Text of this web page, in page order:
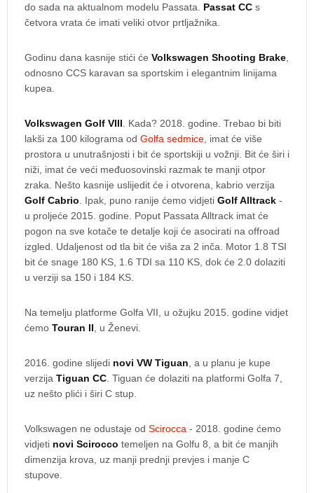
do sada na aktualnom modelu Passata. Passat CC s
četvora vrata će imati veliki otvor prtljažnika.
Godinu dana kasnije stići će Volkswagen Shooting Brake
odnosno CCS karavan sa sportskim i elegantnim linijama
kupea.
Volkswagen Golf VIII . Kada? 2018. godine. Trebao bi biti
lakši za 100 kilograma od Golfa sedmice , imat će više
prostora u unutrašnjosti i bit će sportskiji u vožnji. Bit će širi i
niži, imat će veći međuosovinski razmak te manji otpor
zraka. Nešto kasnije uslijedit će i otvorena, kabrio verzija
Golf Cabrio . Ipak, puno ranije ćemo vidjeti Golf Alltrack -
u proljeće 2015. godine. Poput Passata Alltrack imat će
pogon na sve kotače te detalje koji će asocirati na offroad
izgled. Udaljenost od tla bit će viša za 2 inča. Motor 1.8 TSI
bit će snage 180 KS, 1.6 TDI sa 110 KS, dok će 2.0 dolaziti
u verziji sa 150 i 184 KS.
Na temelju platforme Golfa VII, u ožujku 2015. godine vidjet
ćemo Touran II , u Ženevi.
2016. godine slijedi novi VW Tiguan , a u planu je kupe
verzija Tiguan CC . Tiguan će dolaziti na platformi Golfa 7,
uz nešto plići i širi C stup.
Volkswagen ne odustaje od Scirocca - 2018. godine ćemo
vidjeti novi Scirocco temeljen na Golfu 8, a bit će manjih
dimenzija krova, uz manji prednji prevjes i manje C
stupove.